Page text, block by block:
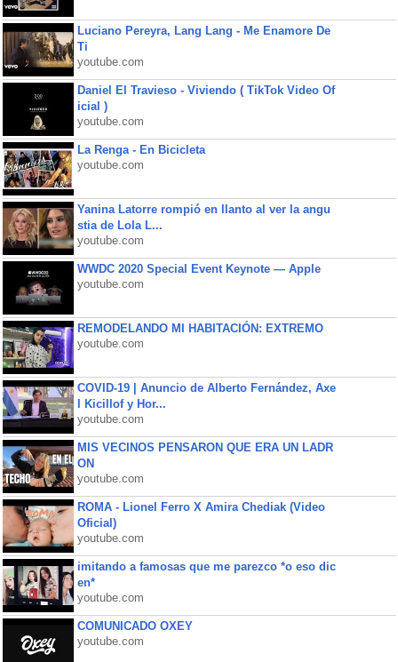
Luciano Pereyra, Lang Lang - Me Enamore De
Ti
youtube.com
Daniel El Travieso - Viviendo ( TikTok Video Of
icial )
youtube.com
La Renga - En Bicicleta
youtube.com
Yanina Latorre rompió en llanto al ver la angu
stia de Lola L...
youtube.com
WWDC 2020 Special Event Keynote — Apple
youtube.com
REMODELANDO MI HABITACIÓN: EXTREMO
youtube.com
COVID-19 | Anuncio de Alberto Fernández, Axe
l Kicillof y Hor...
youtube.com
MIS VECINOS PENSARON QUE ERA UN LADR
ON
youtube.com
ROMA - Lionel Ferro X Amira Chediak (Video
Oficial)
youtube.com
imitando a famosas que me parezco *o eso dic
en*
youtube.com
COMUNICADO OXEY
youtube.com